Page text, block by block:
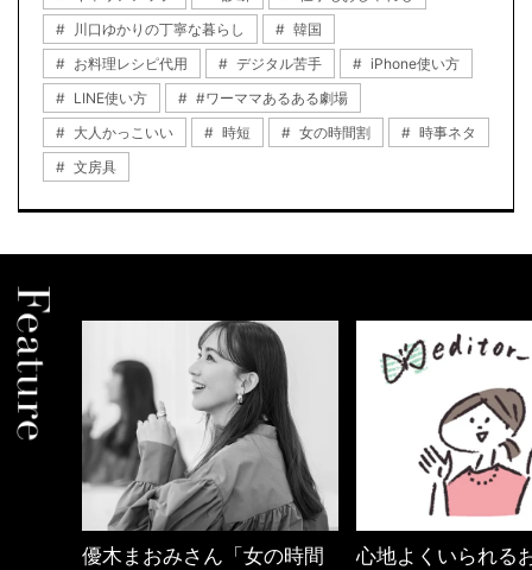
川口ゆかりの丁寧な暮らし
韓国
お料理レシピ代用
デジタル苦手
iPhone使い方
LINE使い方
#ワーママあるある劇場
大人かっこいい
時短 女の時間割
時事ネタ
文房具
優木まおみさん「女の時間
心地よくいられる